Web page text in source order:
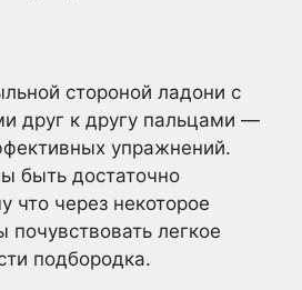
стороной ладони с
друг к другу пальцами —
упражнений.
быть достаточно
что через некоторое
легкое
подбородка.